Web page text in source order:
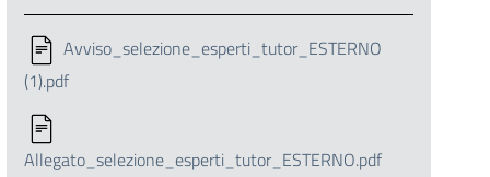
Avviso_selezione_esperti_tutor_ESTERNO
(1).pdf
Allegato_selezione_esperti_tutor_ESTERNO.pdf